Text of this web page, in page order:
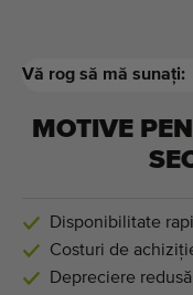
Vă rog să mă sunați:
MOTIVE
Disponibilitate
Costuri de
Depreciere redusă